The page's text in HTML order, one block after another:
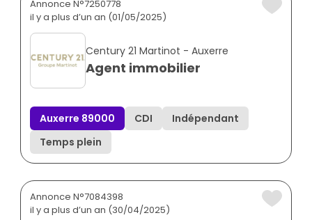
Annonce N°7250778
il y a plus d’un an (01/05/2025)
Century 21 Martinot - Auxerre
Agent immobilier
Auxerre 89000 CDI
Indépendant
Temps plein
Annonce N°7084398
il y a plus d’un an (30/04/2025)